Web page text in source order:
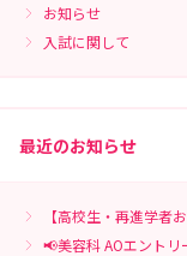
お知らせ
入試に関して
最近のお知らせ
【高校生・再進学
📢美容科 AOエント